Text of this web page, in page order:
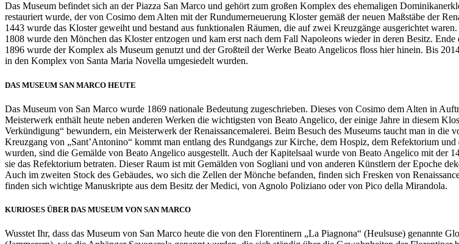
Das Museum befindet sich an der Piazza San Marco und gehört zum großen Komplex des ehemaligen
restauriert wurde, der von Cosimo dem Alten mit der Rundumerneuerung Kloster gemäß der neuen Maßstäbe der
1443 wurde das Kloster geweiht und bestand aus funktionalen Räumen, die auf zwei Kreuzgänge ausgerichtet
1808 wurde den Mönchen das Kloster entzogen und kam erst nach dem Fall Napoleons wieder in deren Besitz.
1896 wurde der Komplex als Museum genutzt und der Großteil der Werke Beato Angelicos floss hier hinein. Bis
in den Komplex von Santa Maria Novella umgesiedelt wurden.
DAS MUSEUM SAN MARCO HEUTE
Das Museum von San Marco wurde 1869 nationale Bedeutung zugeschrieben. Dieses von Cosimo dem Alten in
Meisterwerk enthält heute neben anderen Werken die wichtigsten von Beato Angelico, der einige Jahre in diesem
Verkündigung“ bewundern, ein Meisterwerk der Renaissancemalerei. Beim Besuch des Museums taucht man in
Kreuzgang von „Sant’Antonino“ kommt man entlang des Rundgangs zur Kirche, dem Hospiz, dem Refektorium
wurden, sind die Gemälde von Beato Angelico ausgestellt. Auch der Kapitelsaal wurde von Beato Angelico mit der
sie das Refektorium betraten. Dieser Raum ist mit Gemälden von Sogliani und von anderen Künstlern der Epoche
Auch im zweiten Stock des Gebäudes, wo sich die Zellen der Mönche befanden, finden sich Fresken von
finden sich wichtige Manuskripte aus dem Besitz der Medici, von Agnolo Poliziano oder von Pico della Mirandola.
KURIOSES ÜBER DAS MUSEUM VON SAN MARCO
Wusstet Ihr, dass das Museum von San Marco heute die von den Florentinern „La Piagnona“ (Heulsuse) genannte